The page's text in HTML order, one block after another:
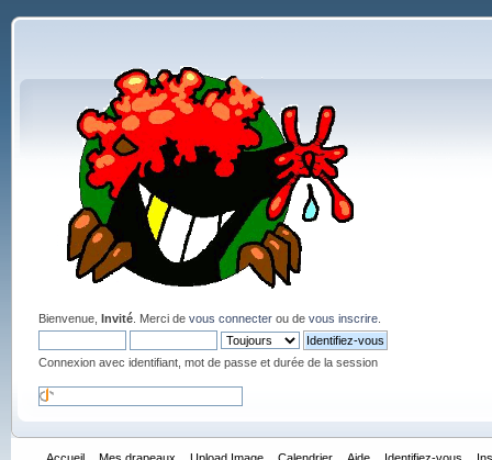
Bienvenue, Invité. Merci de vous connecterou de vous inscrire.
Connexion avec identifiant, mot de passe et durée de la session